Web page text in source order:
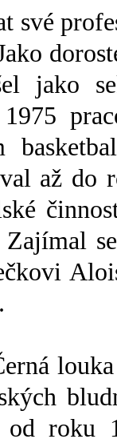
své
jako
až
Zajímal
od roku